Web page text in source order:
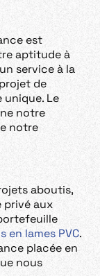
est
aptitude à
service à la
de
unique. Le
notre
notre
aboutis,
privé aux
en lames PVC.
placée en
nous